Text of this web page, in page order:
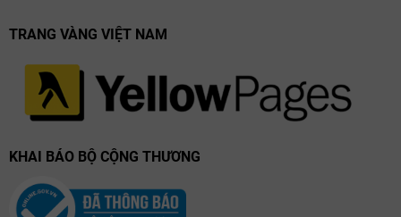
TRANG VÀNG VIỆT NAM
KHAI BÁO BỘ CỘNG THƯƠNG